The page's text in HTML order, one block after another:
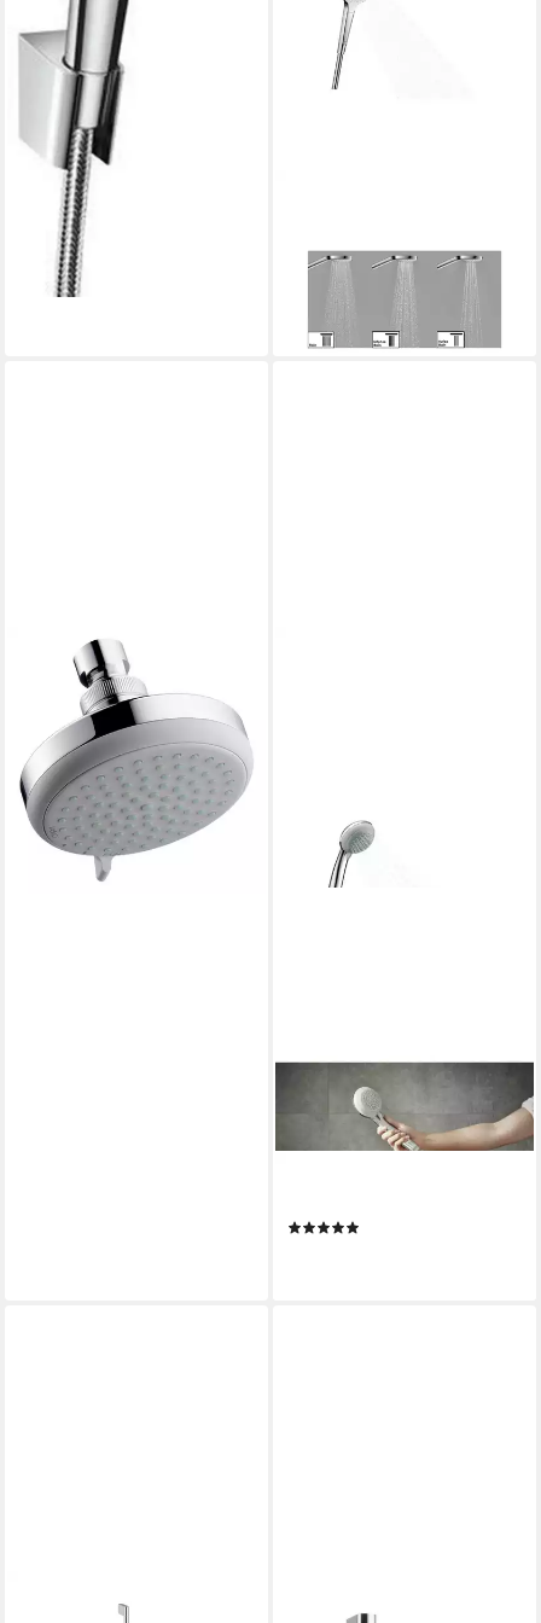
Handbrause Croma Select E
Vario weiß/chrom
59,50 €
lieferbar - in 7-9 Werktagen bei dir
HANSGROHE
Kopfbrause Croma 100, Vario
63,98 €
lieferbar in 6 Wochen